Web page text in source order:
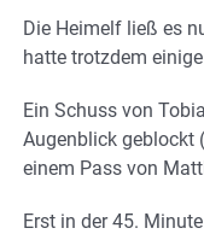
Die Heimelf ließ es
hatte trotzdem
Ein Schuss von
Augenblick geblockt
einem Pass von
Erst in der 45.